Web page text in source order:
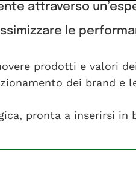
attraverso
le
prodotti e valori
dei brand e
pronta a inserirsi in